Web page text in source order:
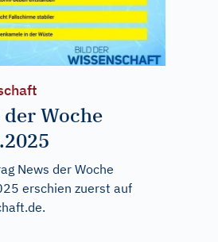
Woche
News der Woche
erschien zuerst auf
.